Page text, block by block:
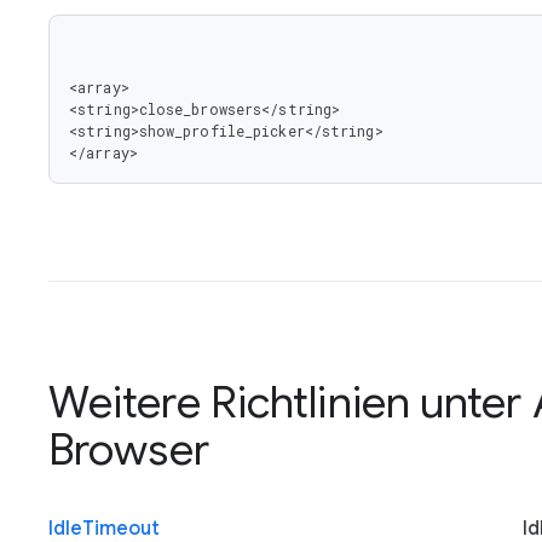
<array>
<string>close_browsers</string>
<string>show_profile_picker</string>
</array>
Weitere Richtlinien unter
Browser
IdleTimeout